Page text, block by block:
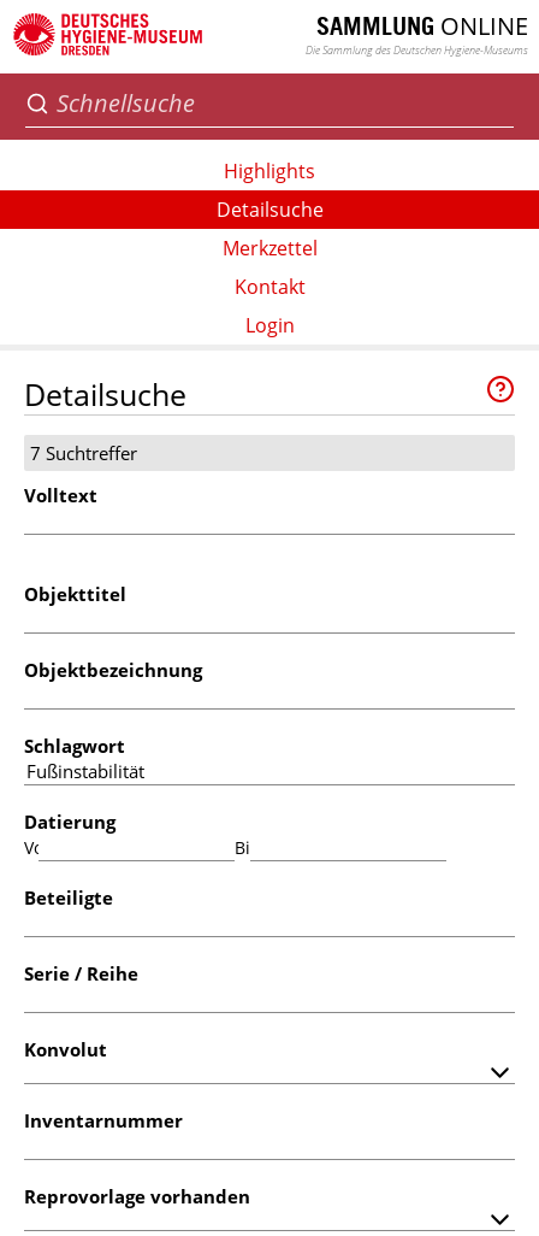
SAMMLUNG ONLINE
Die Sammlung des Deutschen Hygiene-Museums
Highlights
Detailsuche
Merkzettel
Kontakt
Login
Detailsuche
7 Suchtreffer
Volltext
Objekttitel
Objektbezeichnung
Schlagwort
Datierung
Von: Bis:
Beteiligte
Serie / Reihe
Konvolut
Inventarnummer
Reprovorlage vorhanden